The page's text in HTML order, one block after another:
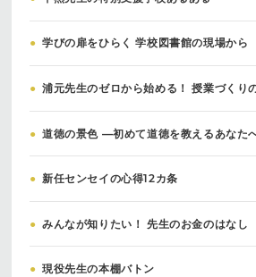
● 学びの扉をひらく 学校図書館の現場から
● 浦元先生のゼロから始める！ 授業づくり
● 道徳の景色 ―初めて道徳を教えるあなた
● 新任センセイの心得12カ条
● みんなが知りたい！ 先生のお金のはなし
● 現役先生の本棚バトン